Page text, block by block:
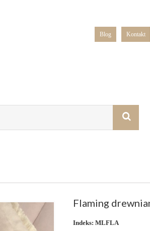
Blog Kontakt
Flaming
Indeks: MLFLA